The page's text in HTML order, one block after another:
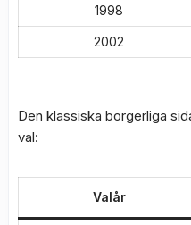
1998
2002
Den klassiska borgerliga
val:
Valår